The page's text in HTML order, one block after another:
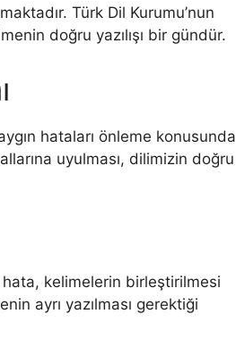
Türk Dil Kurumu’nun
doğru yazılışı bir gündür.
hataları önleme konusunda
uyulması, dilimizin doğru
hata, kelimelerin birleştirilmesi
ayrı yazılması gerektiği